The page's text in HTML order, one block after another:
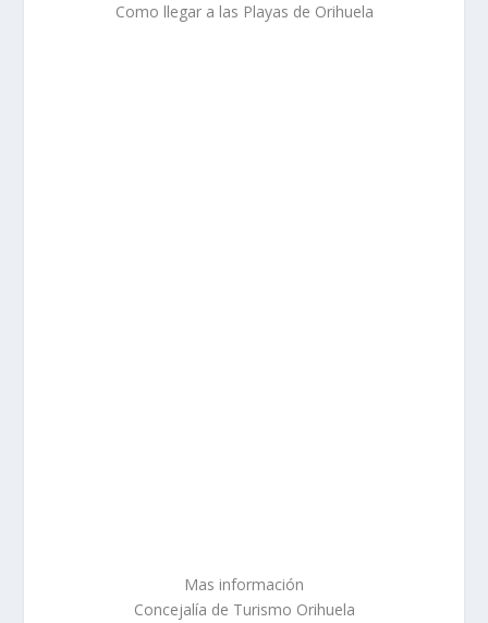
Como llegar a las Playas de Orihuela
Mas información
Concejalía de Turismo Orihuela